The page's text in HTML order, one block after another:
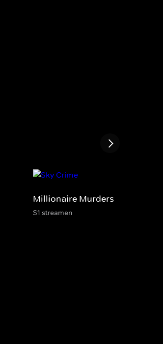
Millionaire Murders
S1 streamen